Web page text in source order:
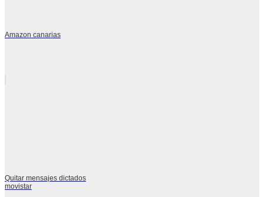
Amazon canarias
Quitar mensajes dictados
movistar